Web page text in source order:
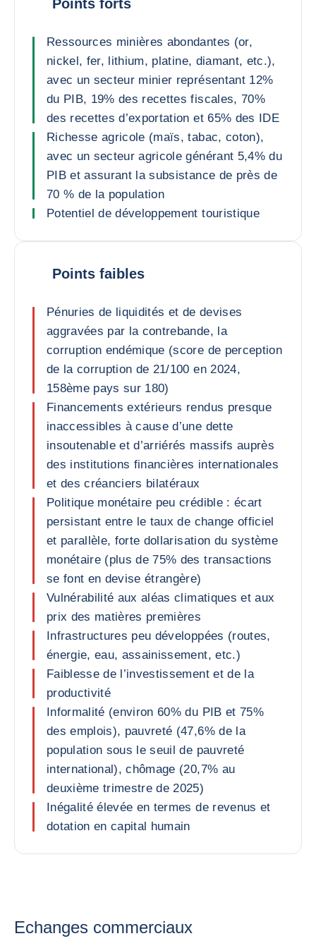
Points forts
Ressources minières abondantes (or,
nickel, fer, lithium, platine, diamant, etc.),
avec un secteur minier représentant 12%
du PIB, 19% des recettes fiscales, 70%
des recettes d’exportation et 65% des IDE
Richesse agricole (maïs, tabac, coton),
avec un secteur agricole générant 5,4% du
PIB et assurant la subsistance de près de
70 % de la population
Potentiel de développement touristique
Points faibles
Pénuries de liquidités et de devises
aggravées par la contrebande, la
corruption endémique (score de perception
de la corruption de 21/100 en 2024,
158ème pays sur 180)
Financements extérieurs rendus presque
inaccessibles à cause d’une dette
insoutenable et d’arriérés massifs auprès
des institutions financières internationales
et des créanciers bilatéraux
Politique monétaire peu crédible : écart
persistant entre le taux de change officiel
et parallèle, forte dollarisation du système
monétaire (plus de 75% des transactions
se font en devise étrangère)
Vulnérabilité aux aléas climatiques et aux
prix des matières premières
Infrastructures peu développées (routes,
énergie, eau, assainissement, etc.)
Faiblesse de l’investissement et de la
productivité
Informalité (environ 60% du PIB et 75%
des emplois), pauvreté (47,6% de la
population sous le seuil de pauvreté
international), chômage (20,7% au
deuxième trimestre de 2025)
Inégalité élevée en termes de revenus et
dotation en capital humain
Echanges commerciaux